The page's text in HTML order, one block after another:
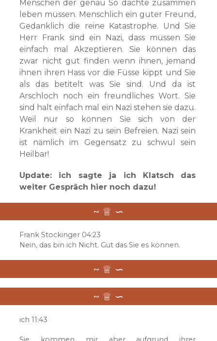
Menschen der genau So dachte zusammen
leben müssen. Menschlich ein guter Freund,
Gedanklich die reine Katastrophe. Und Sie
Herr Frank sind ein Nazi, dass müssen Sie
einfach mal Akzeptieren. Sie können das
zwar nicht gut finden wenn ihnen, jemand
ihnen ihren Hass vor die Füsse kippt und Sie
als das betitelt was Sie sind. Und da ist
Arschloch noch ein freundliches Wort. Sie
sind halt einfach mal ein Nazi stehen sie dazu.
Weil nur so können Sie sich von der
Krankheit ein Nazi zu sein Befreien. Nazi sein
ist nämlich im Gegensatz zu schwul sein
Heilbar!
Update: ich sagte ja ich Klatsch das
weiter Gespräch hier noch dazu!
Frank Stockinger 04:23
Nein, das bin ich Nicht. Gut das Sie es können.
ich 11:43